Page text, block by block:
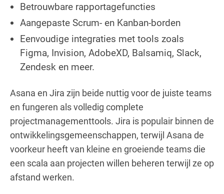
Betrouwbare rapportagefuncties
Aangepaste Scrum- en Kanban-borden
Eenvoudige integraties met tools zoals
Figma, Invision, AdobeXD, Balsamiq, Slack,
Zendesk en meer.
Asana en Jira zijn beide nuttig voor de juiste teams
en fungeren als volledig complete
projectmanagementtools. Jira is populair binnen de
ontwikkelingsgemeenschappen, terwijl Asana de
voorkeur heeft van kleine en groeiende teams die
een scala aan projecten willen beheren terwijl ze op
afstand werken.